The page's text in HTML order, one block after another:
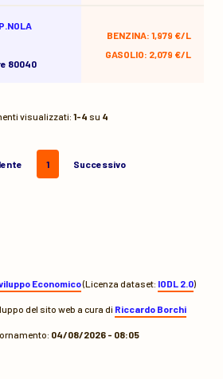
80040
BENZINA: 1,979 €/L
GASOLIO: 2,079 €/L
visualizzati: 1-4 su 4
1 Successivo
Economico(Licenza dataset: IODL 2.0)
del sito web a cura di Riccardo Borchi
04/08/2026 - 08:05